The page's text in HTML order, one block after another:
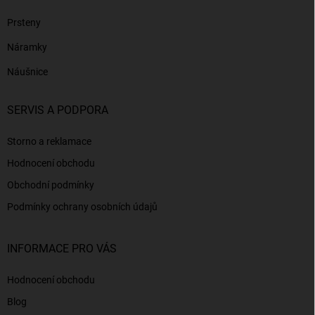
Prsteny
Náramky
Náušnice
SERVIS A PODPORA
Storno a reklamace
Hodnocení obchodu
Obchodní podmínky
Podmínky ochrany osobních údajů
INFORMACE PRO VÁS
Hodnocení obchodu
Blog